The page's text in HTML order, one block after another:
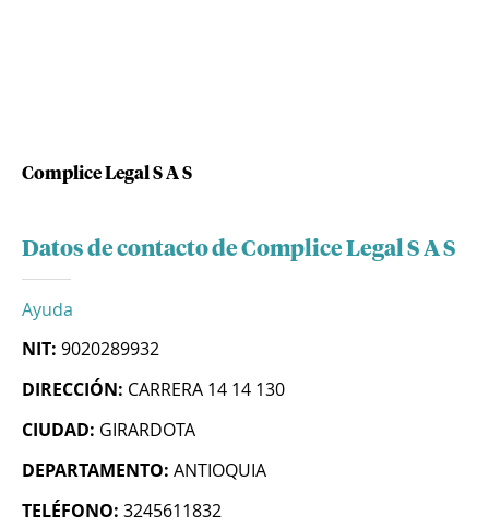
Complice Legal S A S
Datos de contacto de Complice Legal S A S
Ayuda
NIT: 9020289932
DIRECCIÓN: CARRERA 14 14 130
CIUDAD: GIRARDOTA
DEPARTAMENTO: ANTIOQUIA
TELÉFONO: 3245611832